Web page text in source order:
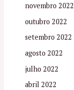
novembro 2022
outubro 2022
setembro 2022
agosto 2022
julho 2022
abril 2022